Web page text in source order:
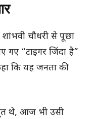
चौधरी से पूछा
गए “टाइगर जिंदा है”
कि यह जनता की
थे, आज भी उसी